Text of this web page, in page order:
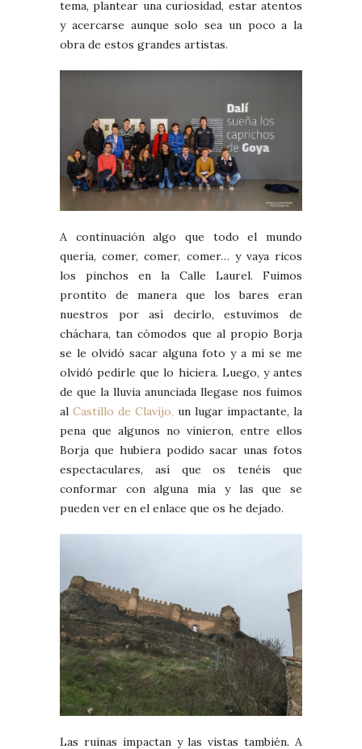
tema, plantear una curiosidad, estar atentos
y acercarse aunque solo sea un poco a la
obra de estos grandes artistas.
A continuación algo que todo el mundo
quería, comer, comer, comer… y vaya ricos
los pinchos en la Calle Laurel. Fuimos
prontito de manera que los bares eran
nuestros por así decirlo, estuvimos de
cháchara, tan cómodos que al propio Borja
se le olvidó sacar alguna foto y a mí se me
olvidó pedírle que lo hiciera. Luego, y antes
de que la lluvia anunciada llegase nos fuimos
al Castillo de Clavijo, un lugar impactante, la
pena que algunos no vinieron, entre ellos
Borja que hubiera podido sacar unas fotos
espectaculares, así que os tenéis que
conformar con alguna mía y las que se
pueden ver en el enlace que os he dejado.
Las ruinas impactan y las vistas también. A